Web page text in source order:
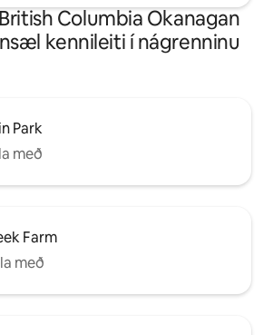
Columbia Okanagan
kennileiti í nágrenninu
Park
með
Farm
með